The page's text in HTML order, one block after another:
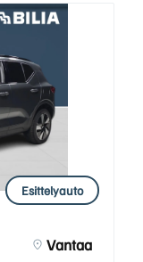
Esittelyauto
Vantaa